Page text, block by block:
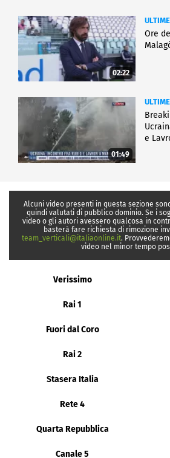
02:22
Ore
01:49
e
Alcuni video presenti in questa sezione
quindi valutati di pubblico dominio. Se i
video o gli autori avessero qualcosa in
basterà fare richiesta di rimozione
team_verticali@italiaonline.it.
video nel minor tempo
Verissimo
Rai 1
Fuori dal Coro
Rai 2
Stasera Italia
Rete 4
Quarta Repubblica
Canale 5